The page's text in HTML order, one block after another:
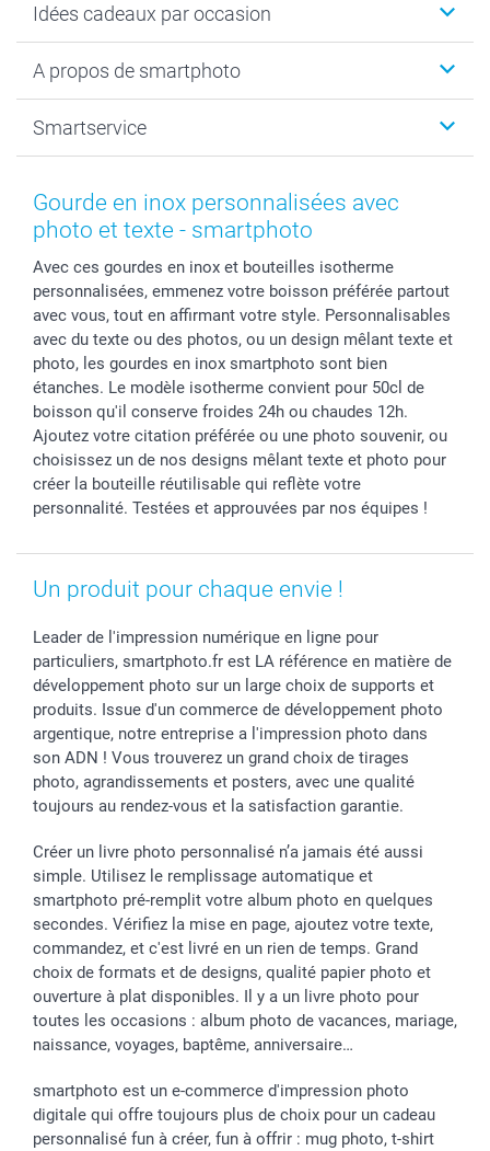
Calendrier photo & Agenda photo
Tirage photo & agrandissement
Faire-part & Cartes
Coques smartphone
Stickers & Etiquettes
Dénicheur d'idées cadeau
Idées cadeaux par occasion
Anniversaire
Naissance & baptême
Fête des Mères
Fête des Pères
Baptême
Toussaint
Rentrée des classes
Saint-Valentin
Vacances
A propos de smartphoto
Plan du site
Droit de rétraction
Plaintes
Gestion des cookies
Tarifs
Partenariats & Influence
Investisseurs
Smartservice
Aide
smartbonus
Livraison
Modes de paiement
Grandes quantités
Statut de ma commande
Gourde en inox personnalisées avec
photo et texte - smartphoto
Avec ces gourdes en inox et bouteilles isotherme
personnalisées, emmenez votre boisson préférée partout
avec vous, tout en affirmant votre style. Personnalisables
avec du texte ou des photos, ou un design mêlant texte et
photo, les gourdes en inox smartphoto sont bien
étanches. Le modèle isotherme convient pour 50cl de
boisson qu'il conserve froides 24h ou chaudes 12h.
Ajoutez votre citation préférée ou une photo souvenir, ou
choisissez un de nos designs mêlant texte et photo pour
créer la bouteille réutilisable qui reflète votre
personnalité. Testées et approuvées par nos équipes !
Un produit pour chaque envie !
Leader de l'impression numérique en ligne pour
particuliers, smartphoto.fr est LA référence en matière de
développement photo sur un large choix de supports et
produits. Issue d'un commerce de développement photo
argentique, notre entreprise a l'impression photo dans
son ADN ! Vous trouverez un grand choix de tirages
photo, agrandissements et posters, avec une qualité
toujours au rendez-vous et la satisfaction garantie.
Créer un livre photo personnalisé n’a jamais été aussi
simple. Utilisez le remplissage automatique et
smartphoto pré-remplit votre album photo en quelques
secondes. Vérifiez la mise en page, ajoutez votre texte,
commandez, et c'est livré en un rien de temps. Grand
choix de formats et de designs, qualité papier photo et
ouverture à plat disponibles. Il y a un livre photo pour
toutes les occasions : album photo de vacances, mariage,
naissance, voyages, baptême, anniversaire…
smartphoto est un e-commerce d'impression photo
digitale qui offre toujours plus de choix pour un cadeau
personnalisé fun à créer, fun à offrir : mug photo, t-shirt